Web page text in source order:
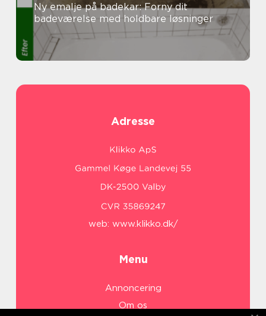
Ny emalje på badekar: Forny dit
badeværelse med holdbare løsninger
Adresse
web: www.klikko.dk/
Menu
Annoncering
Om os